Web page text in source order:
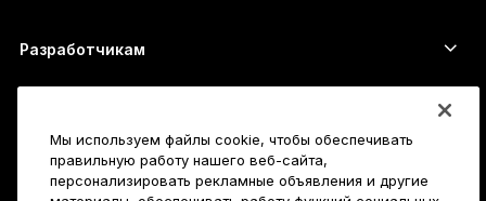
Все продукты
Полный список активов
Разработчикам
Как пользоваться Ledger
Совместимые кошельки и платформы
Также исследуйте
Мы используем файлы cookie, чтобы обеспечивать
правильную работу нашего веб-сайта,
персонализировать рекламные объявления и другие